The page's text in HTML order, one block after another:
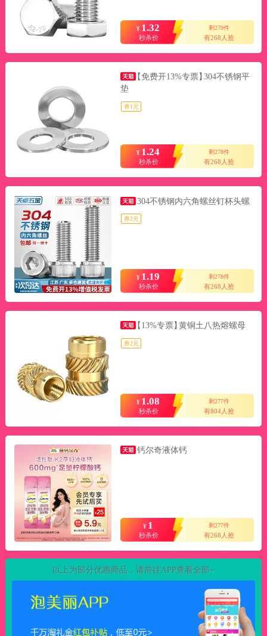
¥ 1.32
秒杀价
剩279件
有268人抢
【免费开13%专票】304不锈钢平
垫
券1元
¥ 1.24
秒杀价
剩278件
有268人抢
304不锈钢内六角螺丝钉杯头螺
券2元
¥ 1.19
秒杀价
剩278件
有268人抢
【13%专票】黄铜土八热熔螺母
券2元
¥ 1.08
秒杀价
剩277件
有804人抢
钙尔奇液体钙
¥ 1
秒杀价
剩277件
有268人抢
以上为部分优惠商品，请前往APP查看全部~